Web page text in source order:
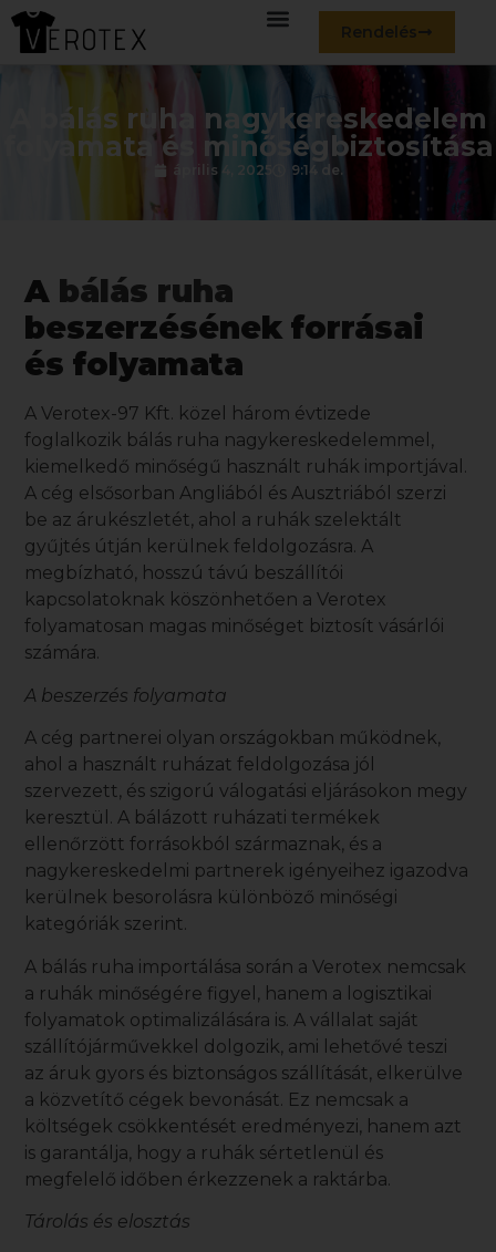
Rendelés
A bálás ruha nagykereskedelem
folyamata és minőségbiztosítása
április 4, 2025 9:14 de.
A bálás ruha
beszerzésének forrásai
és folyamata
A Verotex-97 Kft. közel három évtizede
foglalkozik bálás ruha nagykereskedelemmel,
kiemelkedő minőségű használt ruhák importjával.
A cég elsősorban Angliából és Ausztriából szerzi
be az árukészletét, ahol a ruhák szelektált
gyűjtés útján kerülnek feldolgozásra. A
megbízható, hosszú távú beszállítói
kapcsolatoknak köszönhetően a Verotex
folyamatosan magas minőséget biztosít vásárlói
számára.
A beszerzés folyamata
A cég partnerei olyan országokban működnek,
ahol a használt ruházat feldolgozása jól
szervezett, és szigorú válogatási eljárásokon megy
keresztül. A bálázott ruházati termékek
ellenőrzött forrásokból származnak, és a
nagykereskedelmi partnerek igényeihez igazodva
kerülnek besorolásra különböző minőségi
kategóriák szerint.
A bálás ruha importálása során a Verotex nemcsak
a ruhák minőségére figyel, hanem a logisztikai
folyamatok optimalizálására is. A vállalat saját
szállítójárművekkel dolgozik, ami lehetővé teszi
az áruk gyors és biztonságos szállítását, elkerülve
a közvetítő cégek bevonását. Ez nemcsak a
költségek csökkentését eredményezi, hanem azt
is garantálja, hogy a ruhák sértetlenül és
megfelelő időben érkezzenek a raktárba.
Tárolás és elosztás